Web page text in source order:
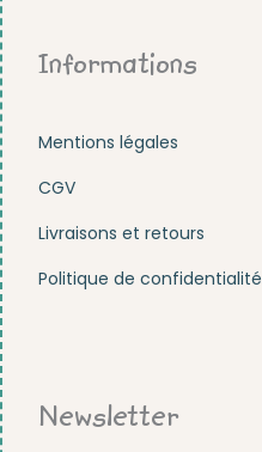
Informations
Mentions légales
CGV
Livraisons et retours
Politique de confidentialité
Newsletter